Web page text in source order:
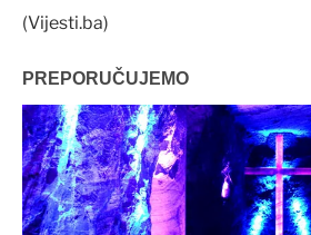
(Vijesti.ba)